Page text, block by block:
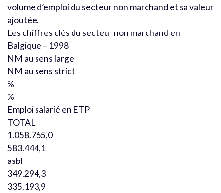
volume d’emploi du secteur non marchand et sa valeur
ajoutée.
Les chiffres clés du secteur non marchand en
Balgique – 1998
NM au sens large
NM au sens strict
%
%
Emploi salarié en ETP
TOTAL
1.058.765,0
583.444,1
asbl
349.294,3
335.193,9